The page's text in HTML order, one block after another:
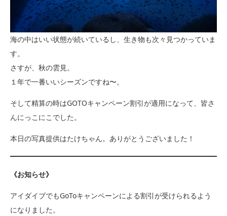
海の中はいい状態が続いているし、生き物も次々見つかっていま
す。
さすが、秋の雲見。
１年で一番いいシーズンですね〜。
そして精算の時はGOTOキャンペーン割引が適用になって、皆さ
んにっこにこでした。
本日の写真提供はたけちゃん。ありがとうございました！
《お知らせ》
アイダイブでもGoToキャンペーンによる割引が受けられるよう
になりました。